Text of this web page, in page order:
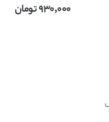
930,000تومان